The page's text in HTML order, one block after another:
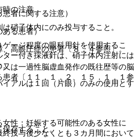
の注意
硝子体内にのみ投与すること。
ージ程度の眼科用針を使用するこ
ター付き採液針は、硝子体内注射には
アルは１回（片眼）のみの使用とす
存すること。
者に関する注意）
ある患者）
高眼圧症の患者〔８．４参照〕。
は一過性脳虚血発作の既往歴等の脳
者〔１１．１．２、１５．１．１参
性：妊娠する可能性のある女性に
投与後少なくとも３カ月間において